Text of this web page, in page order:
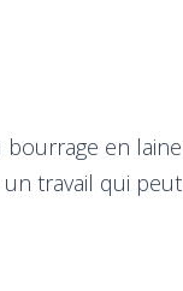
en
travail qui